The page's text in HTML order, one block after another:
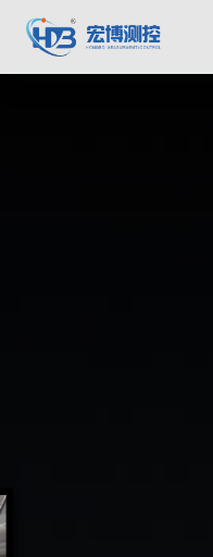
홍보측컨